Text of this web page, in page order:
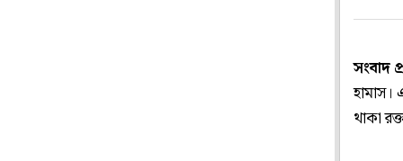
সংবাদ
হামাস।
থাকা